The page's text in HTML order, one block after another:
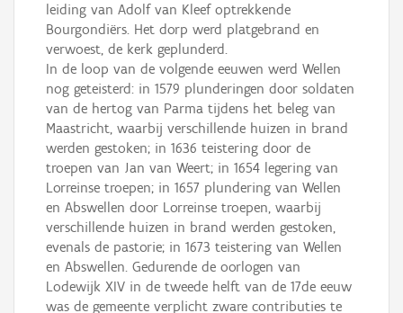
leiding van Adolf van Kleef optrekkende
Bourgondiërs. Het dorp werd platgebrand en
verwoest, de kerk geplunderd.
In de loop van de volgende eeuwen werd Wellen
nog geteisterd: in 1579 plunderingen door soldaten
van de hertog van Parma tijdens het beleg van
Maastricht, waarbij verschillende huizen in brand
werden gestoken; in 1636 teistering door de
troepen van Jan van Weert; in 1654 legering van
Lorreinse troepen; in 1657 plundering van Wellen
en Abswellen door Lorreinse troepen, waarbij
verschillende huizen in brand werden gestoken,
evenals de pastorie; in 1673 teistering van Wellen
en Abswellen. Gedurende de oorlogen van
Lodewijk XIV in de tweede helft van de 17de eeuw
was de gemeente verplicht zware contributies te